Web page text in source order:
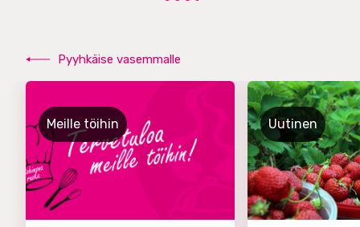
Pyyhkäise vasemmalle
Meille töihin Uutinen